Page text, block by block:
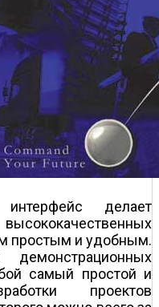
делает
простым и удобным.
самый простой и
проектов